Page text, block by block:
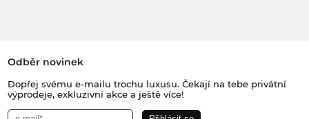
Odběr novinek
Dopřej svému e-mailu trochu luxusu. Čekají na tebe privátní
výprodeje, exkluzivní akce a ještě více!